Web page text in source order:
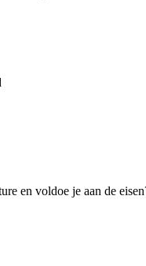
en voldoe je aan de